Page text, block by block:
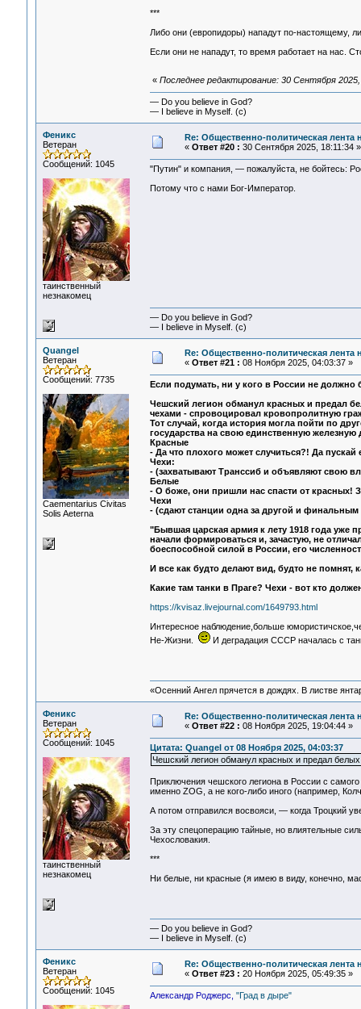
***
Либо они (европидоры) нападут по-настоящему,
Если они не нападут, то время работает на нас.
« Последнее редактирование: 30 Сентября
— Do you believe in God?
— I believe in Myself. (c)
Феникс
Ветеран
Сообщений: 1045
таинственный
незнакомец
Re: Общественно-политическая лента
« Ответ #20 : 30 Сентября 2025, 18:11:34 »
"Путин" и компания, — пожалуйста, не бойтесь:
Потому что с нами Бог-Император.
— Do you believe in God?
— I believe in Myself. (c)
Quangel
Ветеран
Сообщений: 7735
Сaementarius Civitas
Solis Aeterna
Re: Общественно-политическая лента
« Ответ #21 : 08 Ноября 2025, 04:03:37 »
Если подумать, ни у кого в России не
Чешский легион обманул красных и предал
чехами - спровоцировал кровопролитную
Тот случай, когда история могла пойти по
государства на свою единственную
Красные
- Да что плохого может случиться?! Да пускай
Чехи:
- (захватывают Транссиб и объявляют свою
Белые
- О боже, они пришли нас спасти от красных!
Чехи
- (сдают станции одна за другой и
"Бывшая царская армия к лету 1918 года уже
начали формироваться и, зачастую, не
боеспособной силой в России, его
И все как будто делают вид, будто не помнят,
Какие там танки в Праге? Чехи - вот кто
https://kvisaz.livejournal.com/1649793.html
Интересное наблюдение,больше
Не-Жизни.
И деградация СССР началась с
«Осенний Ангел прячется в дождях. В листве
Феникс
Ветеран
Сообщений: 1045
таинственный
незнакомец
Re: Общественно-политическая лента
« Ответ #22 : 08 Ноября 2025, 19:04:44 »
Цитата: Quangel от 08 Ноября 2025, 04:03:37
Чешский легион обманул красных и предал
Приключения чешского легиона в России с
именно ZOG, а не кого-либо иного (например,
А потом отправился восвояси, — когда Троцкий
За эту спецоперацию тайные, но влиятельные
Чехословакия.
***
Ни белые, ни красные (я имею в виду, конечно,
— Do you believe in God?
— I believe in Myself. (c)
Феникс
Ветеран
Сообщений: 1045
Re: Общественно-политическая лента
« Ответ #23 : 20 Ноября 2025, 05:49:35 »
Александр Роджерс, "Град в дыре"